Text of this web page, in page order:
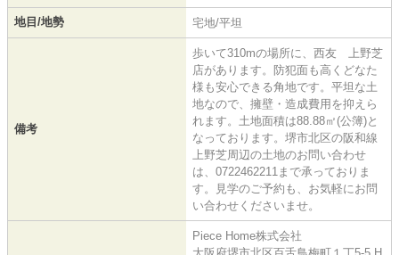
地目/地勢 宅地/平坦
備考
歩いて310mの場所に、西友 上野芝
店があります。防犯面も高くどなた
様も安心できる角地です。平坦な土
地なので、擁壁・造成費用を抑えら
れます。土地面積は88.88㎡(公簿)と
なっております。堺市北区の阪和線
上野芝周辺の土地のお問い合わせ
は、0722462211まで承っておりま
す。見学のご予約も、お気軽にお問
い合わせくださいませ。
Piece Home株式会社